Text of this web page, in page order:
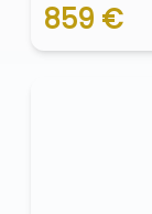
859 €